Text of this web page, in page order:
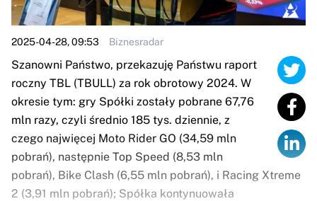
2025-04-28, 09:53 Biznesradar
Szanowni Państwo, przekazuję Państwu raport
roczny TBL (TBULL) za rok obrotowy 2024. W
okresie tym: gry Spółki zostały pobrane 67,76
mln razy, czyli średnio 185 tys. dziennie, z
czego najwięcej Moto Rider GO (34,59 mln
pobrań), następnie Top Speed (8,53 mln
pobrań), Bike Clash (6,55 mln pobrań), i Racing Xtreme
2 (3,91 mln pobrań); Spółka kontynuowała